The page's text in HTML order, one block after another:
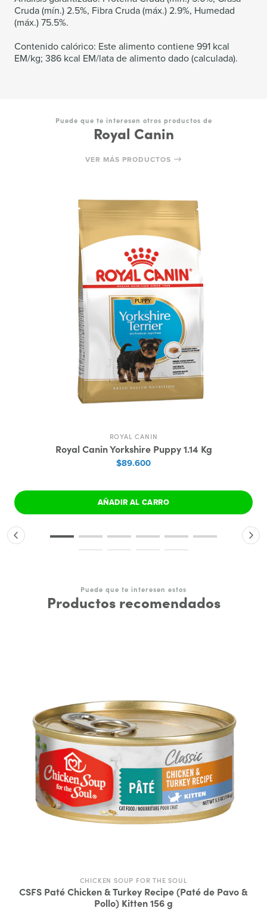
Cruda (mín.) 2.5%, Fibra Cruda (máx.) 2.9%, Humedad
(máx.) 75.5%.
Contenido calórico: Este alimento contiene 991 kcal
EM/kg; 386 kcal EM/lata de alimento dado (calculada).
Puede que te interesen otros productos de
Royal Canin
VER MÁS PRODUCTOS
ROYAL CANIN
Royal Canin Yorkshire Puppy 1.14 Kg
$89.600
AÑADIR AL CARRO
Puede que te interesen estos
Productos recomendados
CHICKEN SOUP FOR THE SOUL
CSFS Paté Chicken & Turkey Recipe (Paté de Pavo &
Pollo) Kitten 156 g